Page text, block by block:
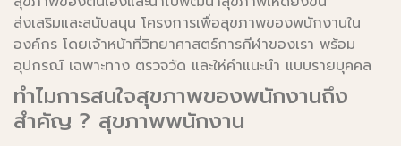
ส่งเสริมและสนับสนุน โครงการเพื่อสุขภาพของพนักงานใน
องค์กร โดยเจ้าหน้าที่วิทยาศาสตร์การกีฬาของเรา พร้อม
อุปกรณ์ เฉพาะทาง ตรวจวัด และให่คำแนะนำ แบบรายบุคคล
ทำไมการสนใจสุขภาพของพนักงานถึง
สำคัญ ? สุขภาพพนักงาน